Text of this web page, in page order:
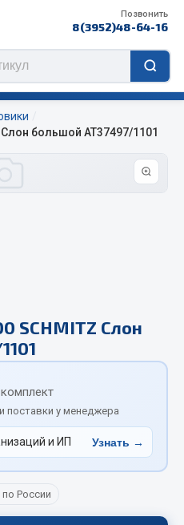
Позвонить
8(3952)48-64-16
Слон большой АТ37497/1101
SCHMITZ Слон
поставки у менеджера
и ИП Узнать →
России